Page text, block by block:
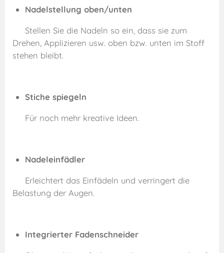
Nadelstellung oben/unten
Stellen Sie die Nadeln so ein, dass sie zum
Drehen, Applizieren usw. oben bzw. unten im Stoff
stehen bleibt.
Stiche spiegeln
Für noch mehr kreative Ideen.
Nadeleinfädler
Erleichtert das Einfädeln und verringert die
Belastung der Augen.
Integrierter Fadenschneider